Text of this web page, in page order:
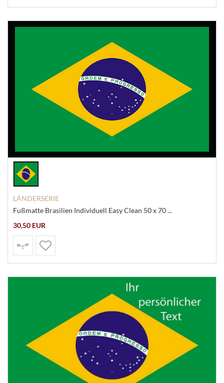
LÄNDERSERIE
Fußmatte Brasilien Individuell Easy Clean 50 x 70 ...
30,50 EUR